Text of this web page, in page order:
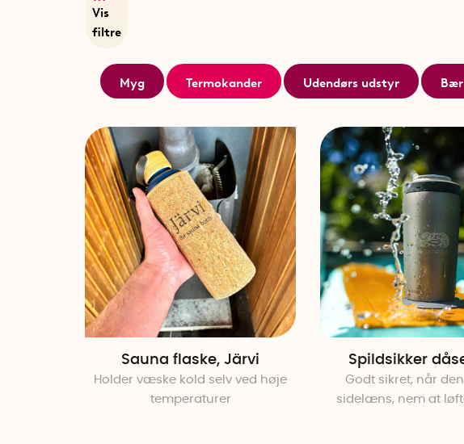
Vis
filtre
Myg Termokander Udendørs udstyr Bær
Sauna flaske, Järvi
Holder væske kold selv ved høje
temperaturer
Spildsikker
Godt sikret, når
sidelæns, nem at